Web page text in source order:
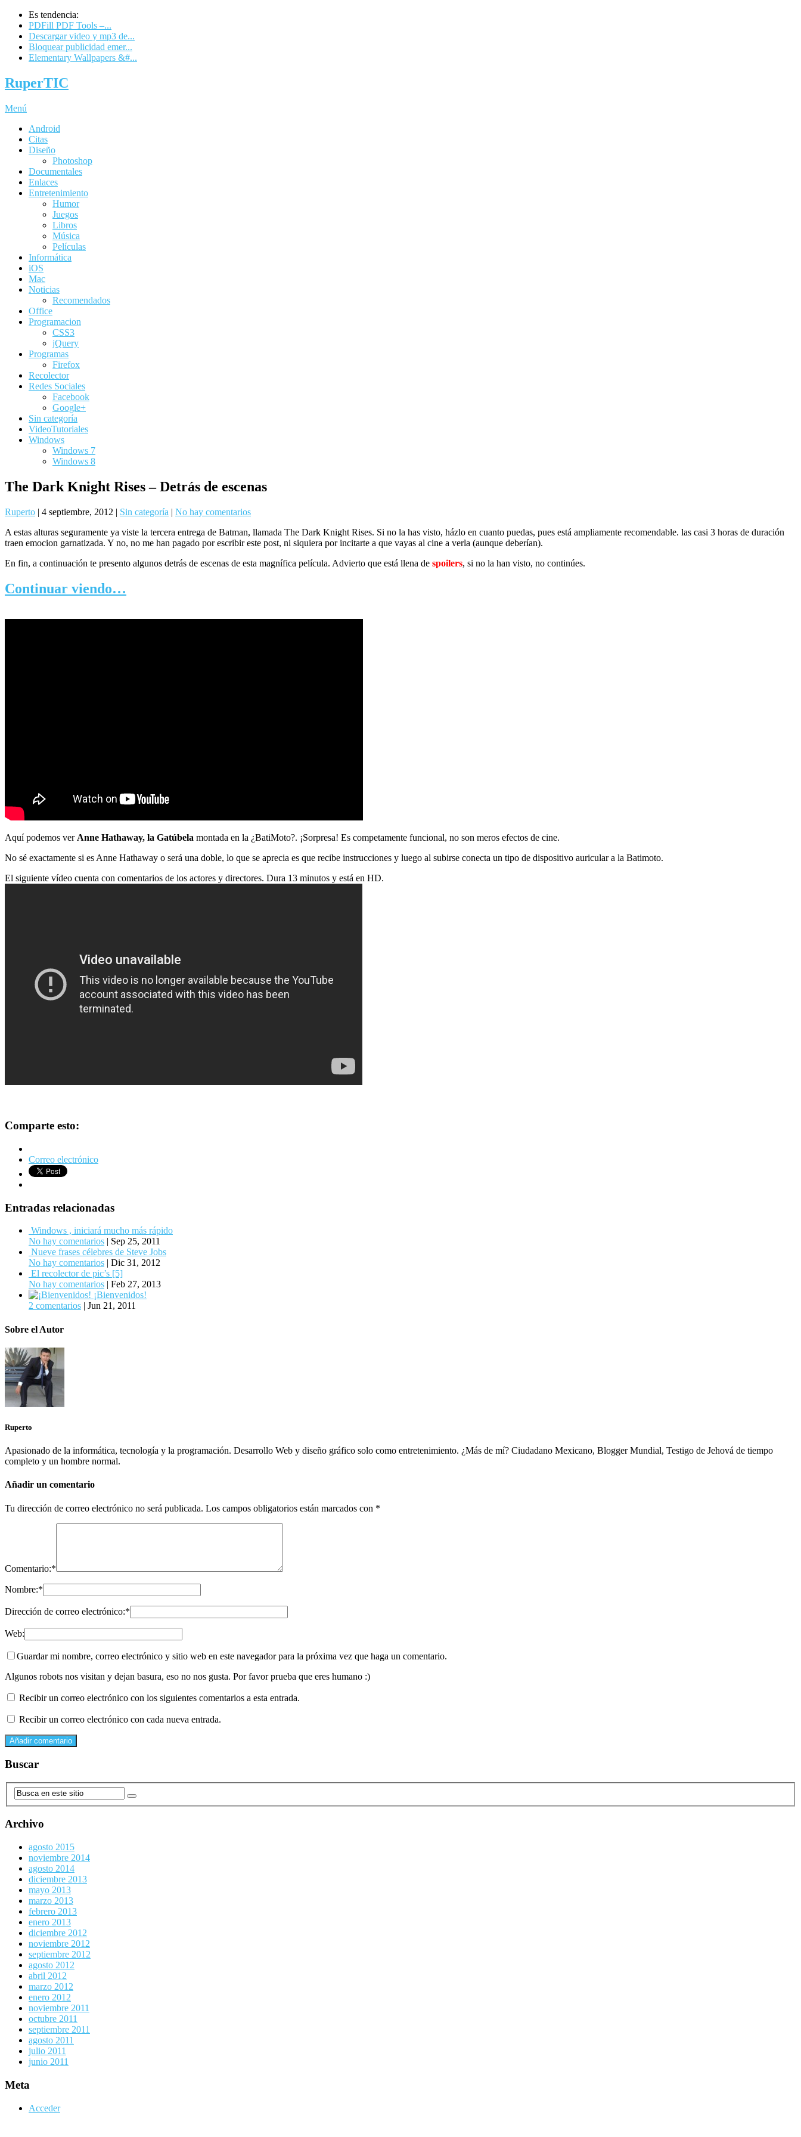
Es tendencia:
PDFill PDF Tools –...
Descargar video y mp3 de...
Bloquear publicidad emer...
Elementary Wallpapers &#...
RuperTIC
Menú
Android
Citas
Diseño
Photoshop
Documentales
Enlaces
Entretenimiento
Humor
Juegos
Libros
Música
Películas
Informática
iOS
Mac
Noticias
Recomendados
Office
Programacion
CSS3
jQuery
Programas
Firefox
Recolector
Redes Sociales
Facebook
Google+
Sin categoría
VideoTutoriales
Windows
Windows 7
Windows 8
The Dark Knight Rises – Detrás de escenas
Ruperto | 4 septiembre, 2012 | Sin categoría | No hay comentarios
A estas alturas seguramente ya viste la tercera entrega de Batman, llamada The Dark Knight Rises. Si no la has visto, házlo en cuanto puedas, pues está ampliamente recomendable. las casi 3 horas de duración
traen emocion garnatizada. Y no, no me han pagado por escribir este post, ni siquiera por incitarte a que vayas al cine a verla (aunque deberían).
En fin, a continuación te presento algunos detrás de escenas de esta magnífica película. Advierto que está llena de spoilers, si no la han visto, no continúes.
Continuar viendo…
Aquí podemos verAnne Hathaway, la Gatúbela montada en la ¿BatiMoto?. ¡Sorpresa! Es competamente funcional, no son meros efectos de cine.
No sé exactamente si es Anne Hathaway o será una doble, lo que se aprecia es que recibe instrucciones y luego al subirse conecta un tipo de dispositivo auricular a la Batimoto.
El siguiente vídeo cuenta con comentarios de los actores y directores. Dura 13 minutos y está en HD.
Comparte esto:
Correo electrónico
Entradas relacionadas
Windows , iniciará mucho más rápido
No hay comentarios | Sep 25, 2011
Nueve frases célebres de Steve Jobs
No hay comentarios | Dic 31, 2012
El recolector de pic’s [5]
No hay comentarios | Feb 27, 2013
¡Bienvenidos!
2 comentarios | Jun 21, 2011
Sobre el Autor
Ruperto
Apasionado de la informática, tecnología y la programación. Desarrollo Web y diseño gráfico solo como entretenimiento. ¿Más de mí? Ciudadano Mexicano, Blogger Mundial, Testigo de Jehová de tiempo
completo y un hombre normal.
Añadir un comentario
Tu dirección de correo electrónico no será publicada. Los campos obligatorios están marcados con *
Comentario:*
Nombre:*
Dirección de correo electrónico:*
Web:
Guardar mi nombre, correo electrónico y sitio web en este navegador para la próxima vez que haga un comentario.
Algunos robots nos visitan y dejan basura, eso no nos gusta. Por favor prueba que eres humano :)
Recibir un correo electrónico con los siguientes comentarios a esta entrada.
Recibir un correo electrónico con cada nueva entrada.
Buscar
Archivo
agosto 2015
noviembre 2014
agosto 2014
diciembre 2013
mayo 2013
marzo 2013
febrero 2013
enero 2013
diciembre 2012
noviembre 2012
septiembre 2012
agosto 2012
abril 2012
marzo 2012
enero 2012
noviembre 2011
octubre 2011
septiembre 2011
agosto 2011
julio 2011
junio 2011
Meta
Acceder